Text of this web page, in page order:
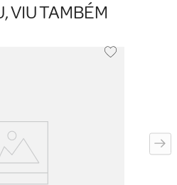
VIU TAMBÉM